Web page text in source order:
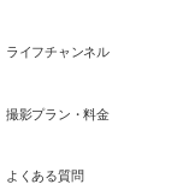
ライフチャンネル
撮影プラン・料金
よくある質問